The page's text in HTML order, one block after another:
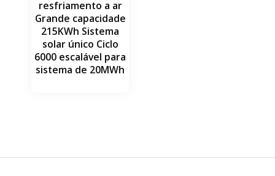
resfriamento a ar
Grande capacidade
215KWh Sistema
solar único Ciclo
6000 escalável para
sistema de 20MWh